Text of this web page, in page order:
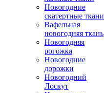
Новогодние
скатертные ткани
Вафельная
новогодняя ткань
Новогодняя
рогожка
Новогодние
дорожки
Новогодний
Лоскут